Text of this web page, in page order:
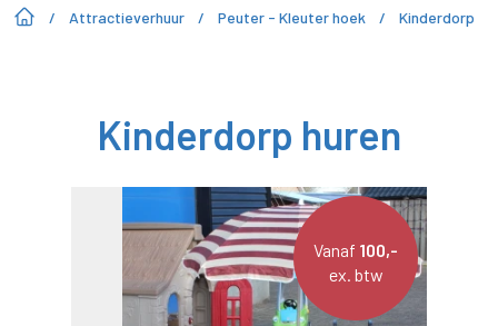
/ Attractieverhuur / Peuter - Kleuter hoek / Kinderdorp
Kinderdorp huren
Vanaf 100,-
ex. btw